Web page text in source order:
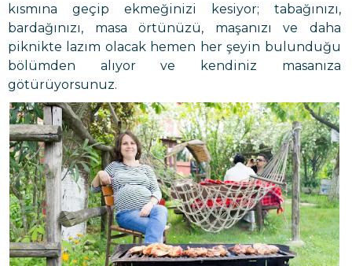
kısmına geçip ekmeğinizi kesiyor; tabağınızı,
bardağınızı, masa örtünüzü, maşanızı ve daha
piknikte lazım olacak hemen her şeyin bulunduğu
bölümden alıyor ve kendiniz masanıza
götürüyorsunuz.